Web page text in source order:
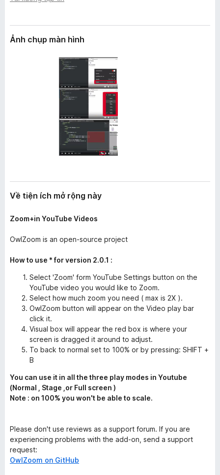
f
o
x
n
Ảnh chụp màn hình
Về tiện ích mở rộng này
Zoom+in YouTube Videos
OwlZoom is an open-source project
How to use * for version 2.0.1 :
Select 'Zoom' form YouTube Settings button on the
YouTube video you would like to Zoom.
Select how much zoom you need ( max is 2X ).
OwlZoom button will appear on the Video play bar
click it.
Visual box will appear the red box is where your
screen is dragged it around to adjust.
To back to normal set to 100% or by pressing: SHIFT +
B
You can use it in all the three play modes in Youtube
(Normal , Stage ,or Full screen )
Note : on 100% you won't be able to scale.
Please don't use reviews as a support forum. If you are
experiencing problems with the add-on, send a support
request:
OwlZoom on GitHub